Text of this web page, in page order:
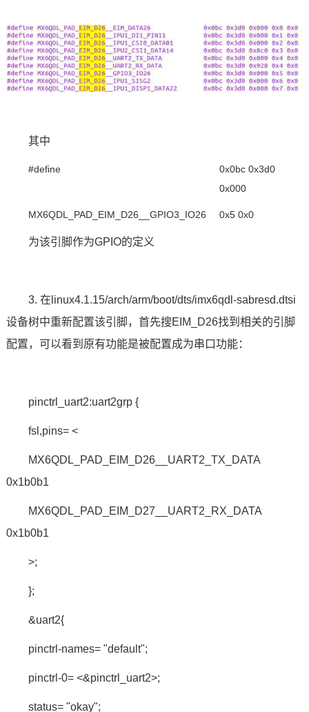
其中
#define
0x0bc 0x3d0
0x000
MX6QDL _PAD_EIM_D26__GPIO3_IO26 0x5 0x0
为该引脚作为GPIO的定义
3. 在linux4.1.15/arch/arm/boot/dts/imx6qdl-sabresd.dtsi
设备树中重新配置该引脚，首先搜EIM_D26找到相关的引脚
配置，可以看到原有功能是被配置成为串口功能：
pinctrl_uart2:uart2grp {
fsl,pins= <
MX6QDL_PAD_EIM_D26__UART2_TX_DATA
0x1b0b1
MX6QDL_PAD_EIM_D27__UART2_RX_DATA
0x1b0b1
>;
};
&uart2{
pinctrl-names= "default";
pinctrl-0= <&pinctrl_uart2>;
status= "okay";